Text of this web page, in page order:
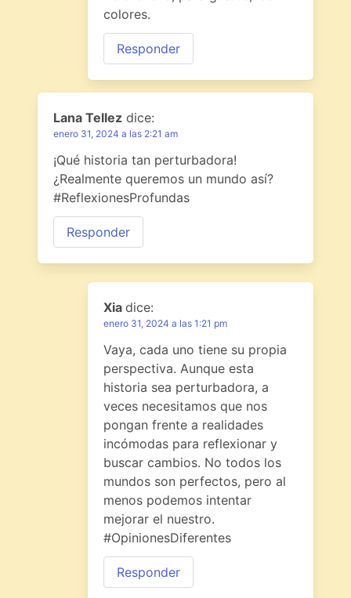
colores.
Responder
Lana Tellez dice:
enero 31, 2024 a las 2:21 am
¡Qué historia tan perturbadora!
¿Realmente queremos un mundo así?
#ReflexionesProfundas
Responder
Xia dice:
enero 31, 2024 a las 1:21 pm
Vaya, cada uno tiene su propia
perspectiva. Aunque esta
historia sea perturbadora, a
veces necesitamos que nos
pongan frente a realidades
incómodas para reflexionar y
buscar cambios. No todos los
mundos son perfectos, pero al
menos podemos intentar
mejorar el nuestro.
#OpinionesDiferentes
Responder